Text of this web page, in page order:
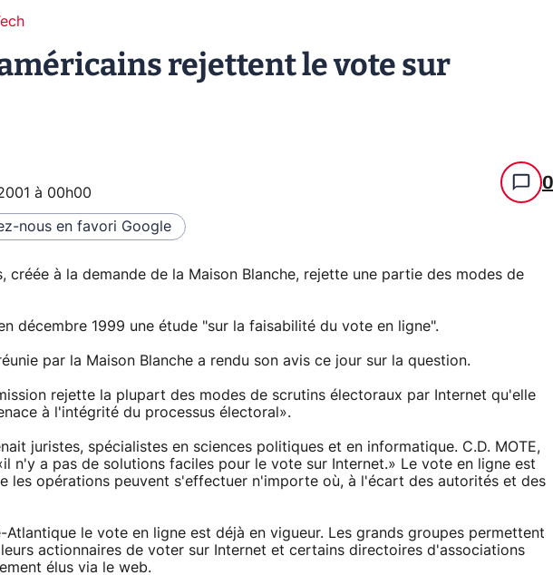
rejettent le vote sur
à 00h00 0
nous en favori Google
créée à la demande de la Maison Blanche, rejette une partie des modes de
décembre 1999 une étude "sur la faisabilité du vote en ligne".
par la Maison Blanche a rendu son avis ce jour sur la question.
rejette la plupart des modes de scrutins électoraux par Internet qu'elle
à l'intégrité du processus électoral».
juristes, spécialistes en sciences politiques et en informatique. C.D. MOTE,
n'y a pas de solutions faciles pour le vote sur Internet.» Le vote en ligne est
les opérations peuvent s'effectuer n'importe où, à l'écart des autorités et des
Atlantique le vote en ligne est déjà en vigueur. Les grands groupes permettent
actionnaires de voter sur Internet et certains directoires d'associations
élus via le web.